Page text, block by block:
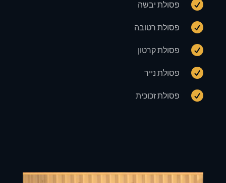
 פסולת יבשה
 פסולת רטובה
 פסולת קרטון
 פסולת נייר
 פסולת זכוכית